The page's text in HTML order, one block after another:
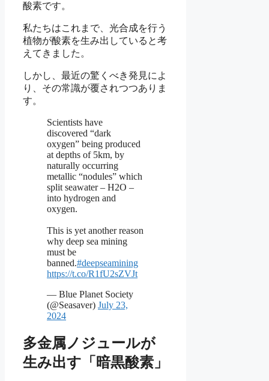
酸素です。
私たちはこれまで、光合成を行う
植物が酸素を生み出していると考
えてきました。
しかし、最近の驚くべき発見によ
り、その常識が覆されつつありま
す。
Scientists have
discovered “dark
oxygen” being produced
at depths of 5km, by
naturally occurring
metallic “nodules” which
split seawater – H2O –
into hydrogen and
oxygen.
This is yet another reason
why deep sea mining
must be
banned.#deepseamining
https://t.co/R1fU2sZVJt
— Blue Planet Society
(@Seasaver) July 23,
2024
多金属ノジュールが
生み出す「暗黒酸素」